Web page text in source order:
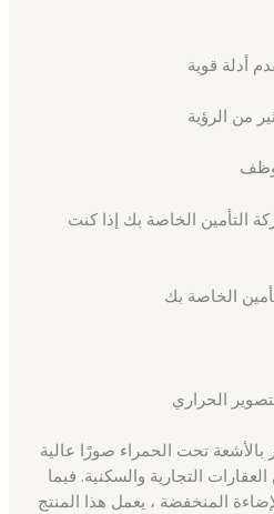
أدلة قوية
من الرؤية
الخاصة بك إذا كنت
الخاصة بك
الحراري
بالأشعة تحت الحمراء صورًا عالية
التجارية والسكنية. فيما
المنخفضة ، يعمل هذا المنتج